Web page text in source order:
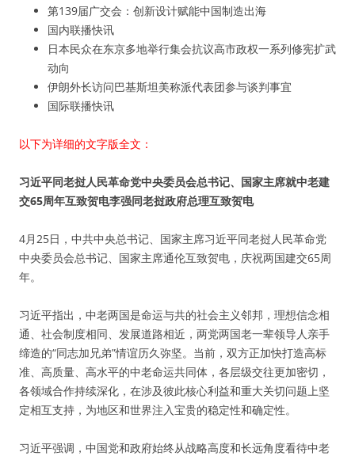
第139届广交会：创新设计赋能中国制造出海
国内联播快讯
日本民众在东京多地举行集会抗议高市政权一系列修宪扩武
动向
伊朗外长访问巴基斯坦美称派代表团参与谈判事宜
国际联播快讯
以下为详细的文字版全文：
习近平同老挝人民革命党中央委员会总书记、国家主席就中老建
交65周年互致贺电李强同老挝政府总理互致贺电
4月25日，中共中央总书记、国家主席习近平同老挝人民革命党
中央委员会总书记、国家主席通伦互致贺电，庆祝两国建交65周
年。
习近平指出，中老两国是命运与共的社会主义邻邦，理想信念相
通、社会制度相同、发展道路相近，两党两国老一辈领导人亲手
缔造的“同志加兄弟”情谊历久弥坚。当前，双方正加快打造高标
准、高质量、高水平的中老命运共同体，各层级交往更加密切，
各领域合作持续深化，在涉及彼此核心利益和重大关切问题上坚
定相互支持，为地区和世界注入宝贵的稳定性和确定性。
习近平强调，中国党和政府始终从战略高度和长远角度看待中老